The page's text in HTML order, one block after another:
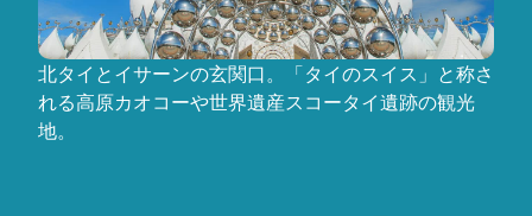
北タイとイサーンの玄関口。「タイのスイス」と称さ
れる高原カオコーや世界遺産スコータイ遺跡の観光
地。